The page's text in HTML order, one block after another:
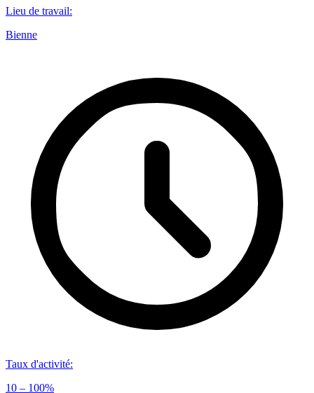
Lieu de travail:
Bienne
Taux d'activité:
10 – 100%